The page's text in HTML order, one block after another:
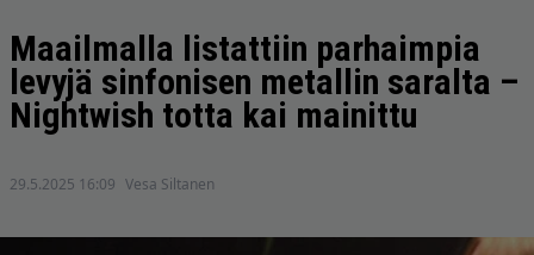
Maailmalla listattiin parhaimpia
levyjä sinfonisen metallin saralta –
Nightwish totta kai mainittu
29.5.2025 16:09 Vesa Siltanen